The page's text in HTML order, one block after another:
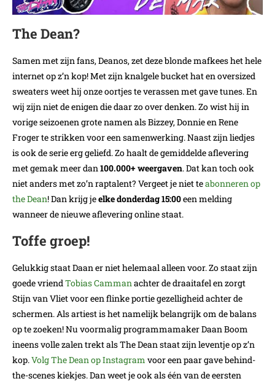
The Dean?
Samen met zijn fans, Deanos, zet deze blonde mafkees het hele
internet op z’n kop! Met zijn knalgele bucket hat en oversized
sweaters weet hij onze oortjes te verassen met gave tunes. En
wij zijn niet de enigen die daar zo over denken. Zo wist hij in
vorige seizoenen grote namen als Bizzey, Donnie en Rene
Froger te strikken voor een samenwerking. Naast zijn liedjes
is ook de serie erg geliefd. Zo haalt de gemiddelde aflevering
met gemak meer dan100.000+ weergaven. Dat kan toch ook
niet anders met zo’n raptalent? Vergeet je niet teabonneren op
the Dean! Dan krijg jeelke donderdag 15:00een melding
wanneer de nieuwe aflevering online staat.
Toffe groep!
Gelukkig staat Daan er niet helemaal alleen voor. Zo staat zijn
goede vriendTobias Cammanachter de draaitafel en zorgt
Stijn van Vliet voor een flinke portie gezelligheid achter de
schermen. Als artiest is het namelijk belangrijk om de balans
op te zoeken! Nu voormalig programmamaker Daan Boom
ineens volle zalen trekt als The Dean staat zijn leventje op z’n
kop.Volg The Dean op Instagram voor een paar gave behind-
the-scenes kiekjes. Dan weet je ook als één van de eersten